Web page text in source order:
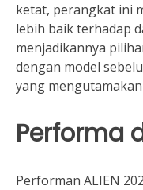
ketat, perangkat ini
lebih baik terhadap
menjadikannya
dengan model
yang
Performa
Performan ALIEN